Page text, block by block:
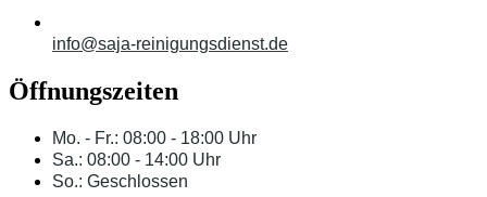
info@saja-reinigungsdienst.de
Öffnungszeiten
Mo. - Fr.: 08:00 - 18:00 Uhr
Sa.: 08:00 - 14:00 Uhr
So.: Geschlossen